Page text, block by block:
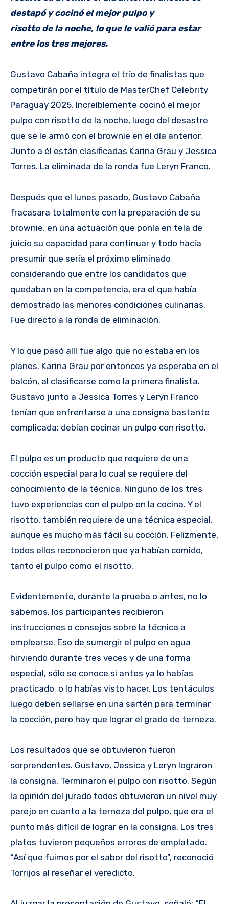
destapó y cocinó el mejor pulpo y
risotto de la noche, lo que le valió para estar
entre los tres mejores.
Gustavo Cabaña integra el trío de finalistas que
competirán por el título de MasterChef Celebrity
Paraguay 2025. Increíblemente cocinó el mejor
pulpo con risotto de la noche, luego del desastre
que se le armó con el brownie en el día anterior.
Junto a él están clasificadas Karina Grau y Jessica
Torres. La eliminada de la ronda fue Leryn Franco.
Después que el lunes pasado, Gustavo Cabaña
fracasara totalmente con la preparación de su
brownie, en una actuación que ponía en tela de
juicio su capacidad para continuar y todo hacía
presumir que sería el próximo eliminado
considerando que entre los candidatos que
quedaban en la competencia, era el que había
demostrado las menores condiciones culinarias.
Fue directo a la ronda de eliminación.
Y lo que pasó allí fue algo que no estaba en los
planes. Karina Grau por entonces ya esperaba en el
balcón, al clasificarse como la primera finalista.
Gustavo junto a Jessica Torres y Leryn Franco
tenían que enfrentarse a una consigna bastante
complicada: debían cocinar un pulpo con risotto.
El pulpo es un producto que requiere de una
cocción especial para lo cual se requiere del
conocimiento de la técnica. Ninguno de los tres
tuvo experiencias con el pulpo en la cocina. Y el
risotto, también requiere de una técnica especial,
aunque es mucho más fácil su cocción. Felizmente,
todos ellos reconocieron que ya habían comido,
tanto el pulpo como el risotto.
Evidentemente, durante la prueba o antes, no lo
sabemos, los participantes recibieron
instrucciones o consejos sobre la técnica a
emplearse. Eso de sumergir el pulpo en agua
hirviendo durante tres veces y de una forma
especial, sólo se conoce si antes ya lo habías
practicado o lo habías visto hacer. Los tentáculos
luego deben sellarse en una sartén para terminar
la cocción, pero hay que lograr el grado de terneza.
Los resultados que se obtuvieron fueron
sorprendentes. Gustavo, Jessica y Leryn lograron
la consigna. Terminaron el pulpo con risotto. Según
la opinión del jurado todos obtuvieron un nivel muy
parejo en cuanto a la terneza del pulpo, que era el
punto más difícil de lograr en la consigna. Los tres
platos tuvieron pequeños errores de emplatado.
“Así que fuimos por el sabor del risotto”, reconoció
Torrijos al reseñar el veredicto.